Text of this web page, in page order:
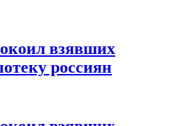
взявших
россиян